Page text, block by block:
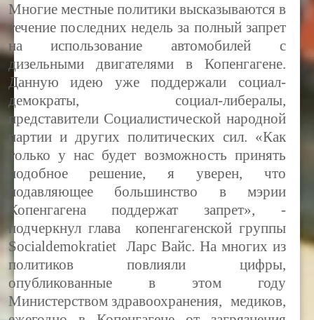
Многие местные политики высказываются в
течение последних недель за полный запрет
на использование автомобилей с
дизельными двигателями в Копенгагене.
Данную идею уже поддержали социал-
демократы, социал-либералы,
представители Социалистической народной
партии и других политических сил. «Как
только у нас будет возможность принять
подобное решение, я уверен, что
подавляющее большинство в мэрии
Копенгагена поддержат запрет», -
подчеркнул глава копенгагенской группы
Socialdemokratiet Ларс Вайс. На многих из
политиков повлияли цифры,
опубликованные в этом году
Министерством здравоохранения, медиков,